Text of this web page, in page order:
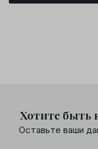
Хотите быть
Оставьте ваши